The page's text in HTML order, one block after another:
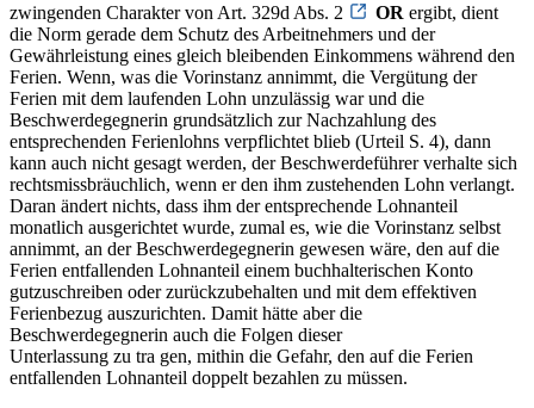
zwingenden Charakter von Art. 329d Abs. 2
OR ergibt, dient
die Norm gerade dem Schutz des Arbeitnehmers und der
Gewährleistung eines gleich bleibenden Einkommens während den
Ferien. Wenn, was die Vorinstanz annimmt, die Vergütung der
Ferien mit dem laufenden Lohn unzulässig war und die
Beschwerdegegnerin grundsätzlich zur Nachzahlung des
entsprechenden Ferienlohns verpflichtet blieb (Urteil S. 4), dann
kann auch nicht gesagt werden, der Beschwerdeführer verhalte sich
rechtsmissbräuchlich, wenn er den ihm zustehenden Lohn verlangt.
Daran ändert nichts, dass ihm der entsprechende Lohnanteil
monatlich ausgerichtet wurde, zumal es, wie die Vorinstanz selbst
annimmt, an der Beschwerdegegnerin gewesen wäre, den auf die
Ferien entfallenden Lohnanteil einem buchhalterischen Konto
gutzuschreiben oder zurückzubehalten und mit dem effektiven
Ferienbezug auszurichten. Damit hätte aber die
Beschwerdegegnerin auch die Folgen dieser
Unterlassung zu tra gen, mithin die Gefahr, den auf die Ferien
entfallenden Lohnanteil doppelt bezahlen zu müssen.